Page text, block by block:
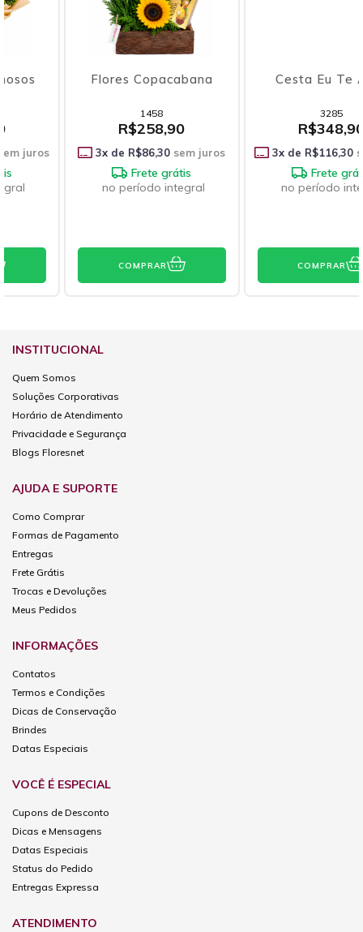
Flores Copacabana
R$258,90
3x de R$86,30 sem juros
Frete grátis
no período integral
Cesta Eu Te Amo
R$348,90
3x de R$116,30sem juros
Frete grátis
no período integral
INSTITUCIONAL
Quem Somos
Soluções Corporativas
Horário de Atendimento
Privacidade e Segurança
Blogs Floresnet
AJUDA E SUPORTE
Como Comprar
Formas de Pagamento
Entregas
Frete Grátis
Trocas e Devoluções
Meus Pedidos
INFORMAÇÕES
Contatos
Termos e Condições
Dicas de Conservação
Brindes
Datas Especiais
VOCÊ É ESPECIAL
Cupons de Desconto
Dicas e Mensagens
Datas Especiais
Status do Pedido
Entregas Expressa
ATENDIMENTO